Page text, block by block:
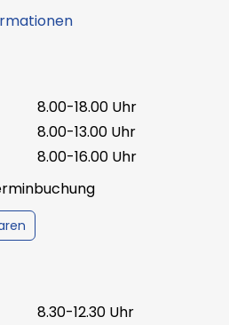
8.00-18.00 Uhr
8.00-13.00 Uhr
8.00-16.00 Uhr
8.30-12.30 Uhr